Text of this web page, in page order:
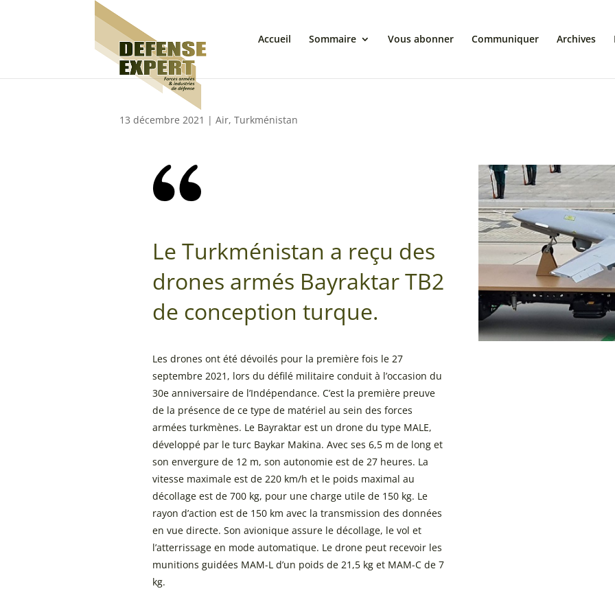
Accueil Sommaire Vous abonner Communiquer Archives
13 décembre 2021 |Air,Turkménistan
Le Turkménistan a reçu des
drones armés Bayraktar TB2
de conception turque.
Les drones ont été dévoilés pour la première fois le 27
septembre 2021, lors du défilé militaire conduit à l’occasion du
30e anniversaire de l’Indépendance. C’est la première preuve
de la présence de ce type de matériel au sein des forces
armées turkmènes. Le Bayraktar est un drone du type MALE,
développé par le turc Baykar Makina. Avec ses 6,5 m de long et
son envergure de 12 m, son autonomie est de 27 heures. La
vitesse maximale est de 220 km/h et le poids maximal au
décollage est de 700 kg, pour une charge utile de 150 kg. Le
rayon d’action est de 150 km avec la transmission des données
en vue directe. Son avionique assure le décollage, le vol et
l’atterrissage en mode automatique. Le drone peut recevoir les
munitions guidées MAM-L d’un poids de 21,5 kg et MAM-C de 7
kg.